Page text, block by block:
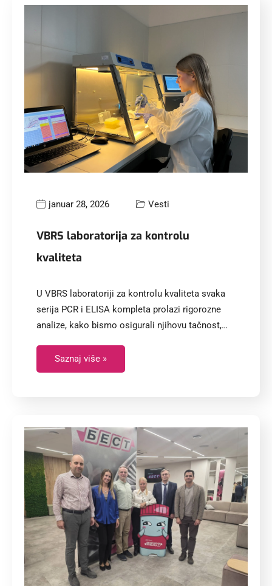
januar 28, 2026 Vesti
VBRS laboratorija za kontrolu
kvaliteta
U VBRS laboratoriji za kontrolu kvaliteta svaka
serija PCR i ELISA kompleta prolazi rigorozne
analize, kako bismo osigurali njihovu tačnost,…
Saznaj više »